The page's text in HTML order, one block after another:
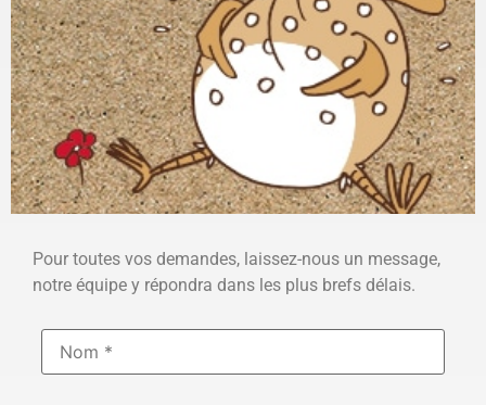
Pour toutes vos demandes, laissez-nous un message,
notre équipe y répondra dans les plus brefs délais.